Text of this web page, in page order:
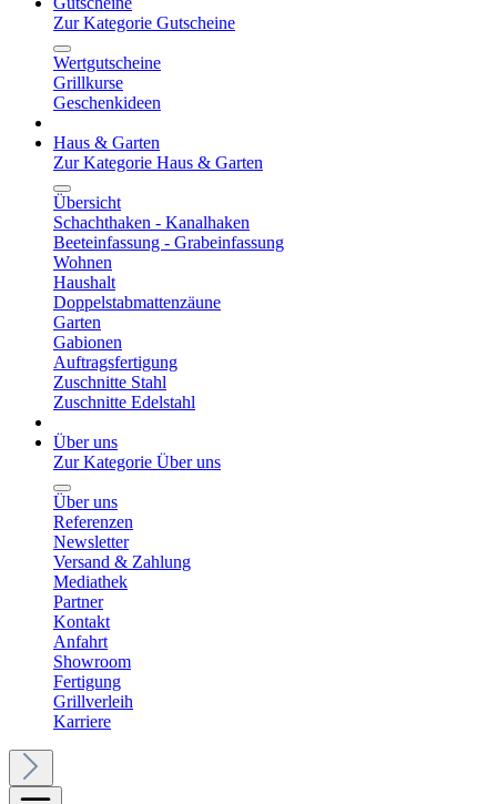
Zur Kategorie Gutscheine
Wertgutscheine
Grillkurse
Geschenkideen
Haus & Garten
Zur Kategorie Haus & Garten
Übersicht
Schachthaken - Kanalhaken
Beeteinfassung - Grabeinfassung
Wohnen
Haushalt
Doppelstabmattenzäune
Garten
Gabionen
Auftragsfertigung
Zuschnitte Stahl
Zuschnitte Edelstahl
Über uns
Zur Kategorie Über uns
Über uns
Referenzen
Newsletter
Versand & Zahlung
Mediathek
Partner
Kontakt
Anfahrt
Showroom
Fertigung
Grillverleih
Karriere